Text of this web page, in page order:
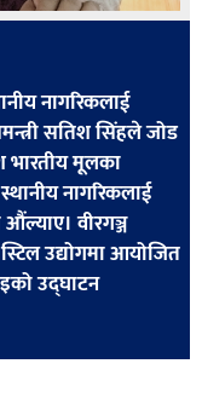
नागरिकलाई
सतिश सिंहले जोड
भारतीय मूलका
नागरिकलाई
वीरगञ्ज
उद्योगमा आयोजित
उद्घाटन